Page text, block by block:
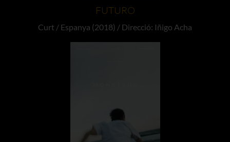
FUTURO
Curt / Espanya (2018) / Direcció: Iñigo Acha